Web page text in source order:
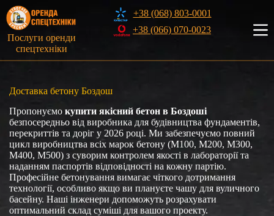
Перейти
до
вмісту
Послуги оренди
спецтехніки
+38 (068) 803-0001
+38 (066) 070-0023
Доставка бетону Боздош
Пропонуємо купити якісний бетон в Боздоші
безпосередньо від виробника для будівництва фундаментів,
перекриттів та доріг у 2026 році. Ми забезпечуємо повний
цикл виробництва всіх марок бетону (М100, М200, М300,
М400, М500) з суворим контролем якості в лабораторії та
наданням паспортів відповідності на кожну партію.
Професійне бетонування вимагає чіткого дотримання
технології, особливо якщо ви плануєте чашу для вуличного
басейну. Наші інженери допоможуть розрахувати
оптимальний склад суміші для вашого проекту.